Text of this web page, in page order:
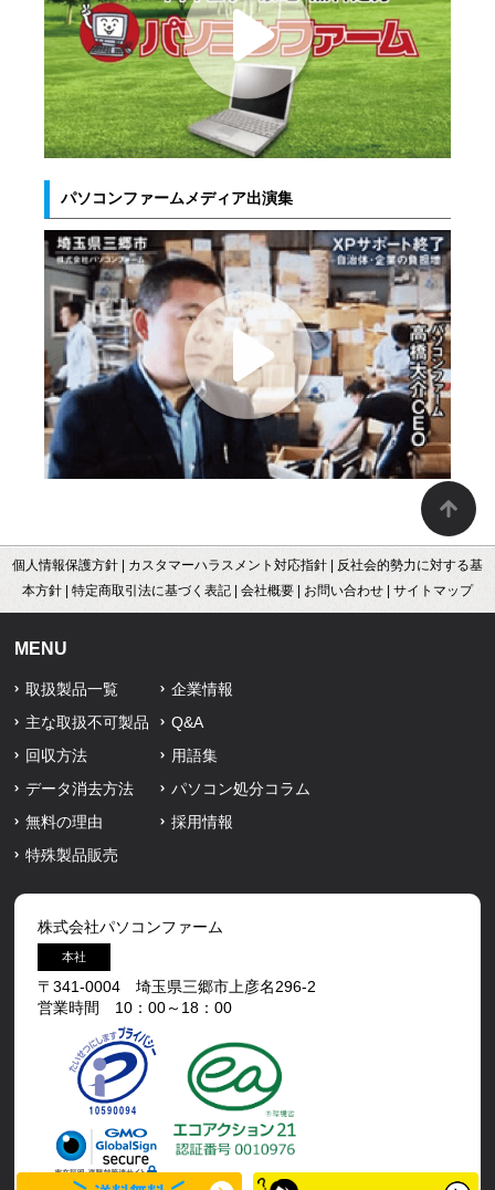
パソコンファームメディア出演集
個人情報保護方針 カスタマーハラスメント対応指針
反社会的勢力に対する基
本方針
特定商取引法に基づく表記 会社概要 お問い合わせ サイトマップ
MENU
取扱製品一覧
主な取扱不可製品
回収方法
データ消去方法
無料の理由
特殊製品販売
企業情報
Q&A
用語集
パソコン処分コラム
採用情報
株式会社パソコンファーム
本社
〒341-0004 埼玉県三郷市上彦名296-2
営業時間 10：00～18：00